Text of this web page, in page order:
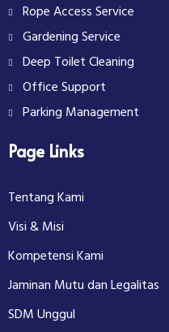
Rope Access Service
Gardening Service
Deep Toilet Cleaning
Office Support
Parking Management
Page Links
Tentang Kami
Visi & Misi
Kompetensi Kami
Jaminan Mutu dan Legalitas
SDM Unggul